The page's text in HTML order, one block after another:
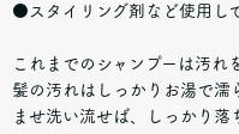
⚫️スタイリング剤など使用し
これまでのシャンプーは汚れ
髪の汚れはしっかりお湯で濡
ませ洗い流せば、しっかり落